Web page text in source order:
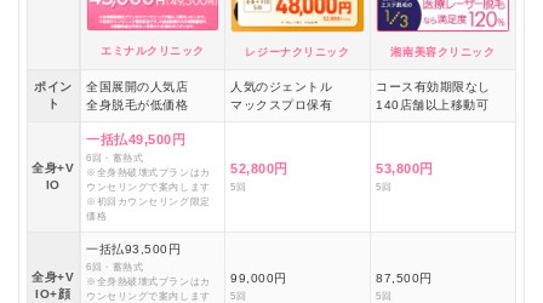
エミナルクリニック レジーナクリニック 湘南美容クリニック
ポイン
ト
全国展開の人気店
全身脱毛が低価格
人気のジェントル
マックスプロ保有
コース有効期限なし
140店舗以上移動可
全身+V
IO
一括払49,500円
6回・蓄熱式
※全身熱破壊式プランはカ
ウンセリングで案内します
※初回カウンセリング限定
価格
52,800円
5回
53,800円
5回
全身+V
IO+顔
一括払93,500円
6回・蓄熱式
※全身熱破壊式プランはカ
ウンセリングで案内します
99,000円
5回
87,500円
5回